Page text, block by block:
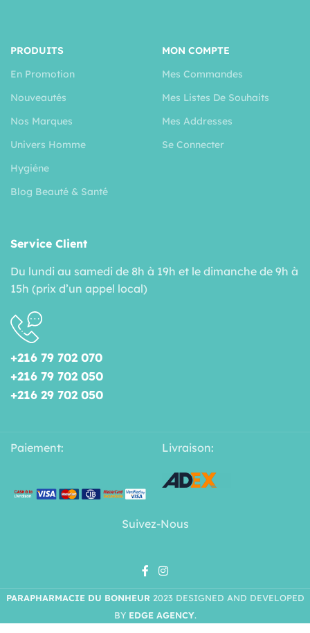
PRODUITS
En Promotion
Nouveautés
Nos Marques
Univers Homme
Hygiéne
Blog Beauté & Santé
MON COMPTE
Mes Commandes
Mes Listes De Souhaits
Mes Addresses
Se Connecter
Service Client
Du lundi au samedi de 8h à 19h et le dimanche de 9h à
15h (prix d’un appel local)
+216 79 702 070
+216 79 702 050
+216 29 702 050
Paiement: Livraison:
Suivez-Nous
PARAPHARMACIE DU BONHEUR 2023 DESIGNED AND DEVELOPED
BY EDGE AGENCY.
AVENE –
SPRAY
INVISIBLE